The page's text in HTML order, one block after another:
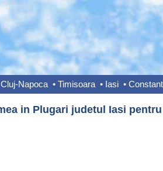
Cluj-Napoca • Timisoara • Iasi •
in Plugari judetul Iasi